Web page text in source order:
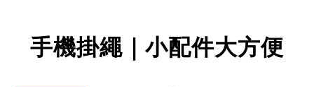
手機掛繩｜小配件大方便